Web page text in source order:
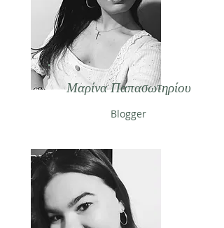
Μαρίνα Παπασωτηρίου
Blogger